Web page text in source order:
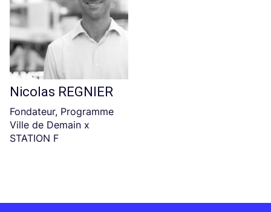
Nicolas REGNIER
Fondateur, Programme
Ville de Demain x
STATION F